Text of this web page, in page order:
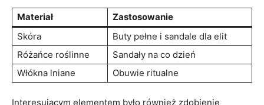
Materiał
Zastosowanie
Skóra
Buty pełne i sandale dla elit
Różańce roślinne
Sandały na co dzień
Włókna lniane
Obuwie ritualne
Interesującym elementem było również zdobienie